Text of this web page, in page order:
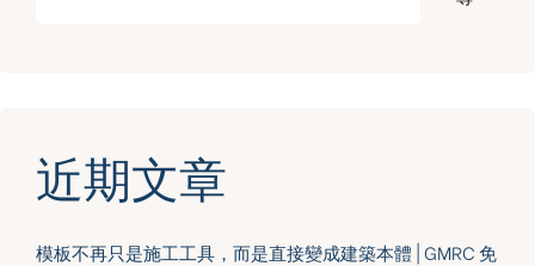
近期文章
模板不再只是施工工具，而是直接變成建築本體 | GMRC 免